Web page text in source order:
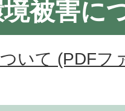
被害に
いて (PDFフ